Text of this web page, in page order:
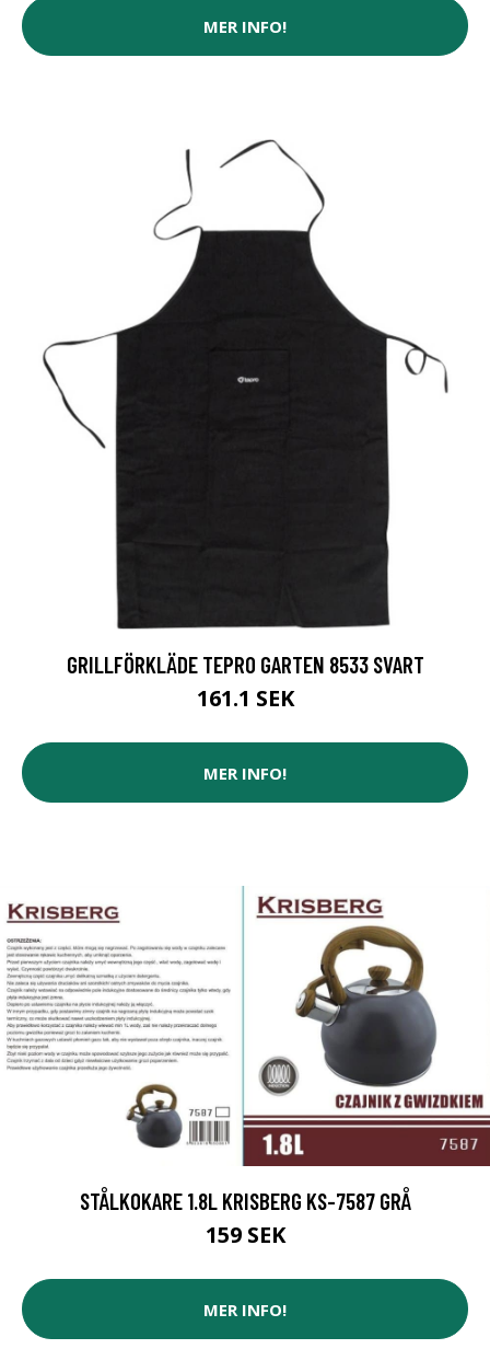
MER INFO!
GRILLFÖRKLÄDE TEPRO GARTEN 8533 SVART
161.1 SEK
MER INFO!
STÅLKOKARE 1.8L KRISBERG KS-7587 GRÅ
159 SEK
MER INFO!